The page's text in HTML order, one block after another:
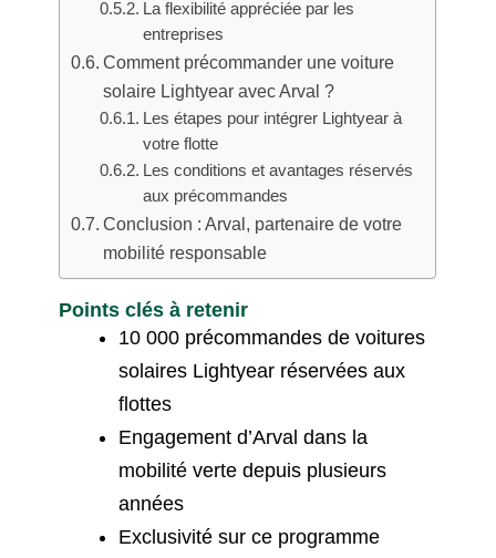
La flexibilité appréciée par les
entreprises
Comment précommander une voiture
solaire Lightyear avec Arval ?
Les étapes pour intégrer Lightyear à
votre flotte
Les conditions et avantages réservés
aux précommandes
Conclusion : Arval, partenaire de votre
mobilité responsable
Points clés à retenir
10 000 précommandes de voitures
solaires Lightyear réservées aux
flottes
Engagement d’Arval dans la
mobilité verte depuis plusieurs
années
Exclusivité sur ce programme